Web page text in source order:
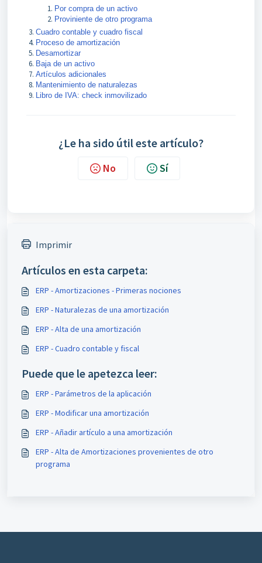
Por compra de un activo
Proviniente de otro programa
Cuadro contable y cuadro fiscal
Proceso de amortización
Desamortizar
Baja de un activo
Artículos adicionales
Mantenimiento de naturalezas
Libro de IVA: check inmovilizado
¿Le ha sido útil este artículo?
No Sí
Imprimir
Artículos en esta carpeta:
ERP - Amortizaciones - Primeras nociones
ERP - Naturalezas de una amortización
ERP - Alta de una amortización
ERP - Cuadro contable y fiscal
Puede que le apetezca leer:
ERP - Parámetros de la aplicación
ERP - Modificar una amortización
ERP - Añadir artículo a una amortización
ERP - ​Alta de Amortizaciones provenientes de otro
programa